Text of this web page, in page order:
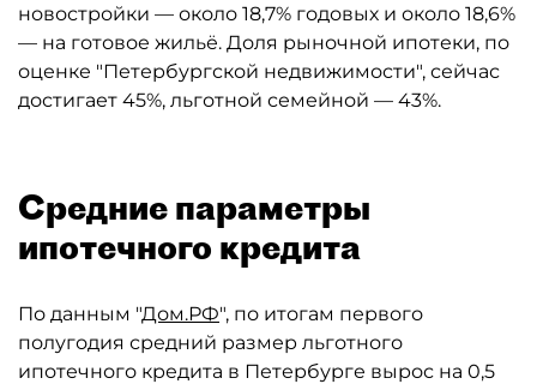
новостройки — около 18,7% годовых и около 18,6%
— на готовое жильё. Доля рыночной ипотеки, по
оценке "Петербургской недвижимости", сейчас
достигает 45%, льготной семейной — 43%.
Средние параметры
ипотечного кредита
По данным "Дом.РФ", по итогам первого
полугодия средний размер льготного
ипотечного кредита в Петербурге вырос на 0,5